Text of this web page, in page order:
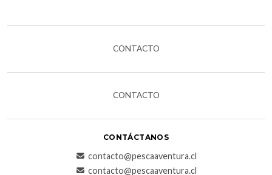
CONTACTO
CONTACTO
CONTÁCTANOS
contacto@pescaaventura.cl
contacto@pescaaventura.cl